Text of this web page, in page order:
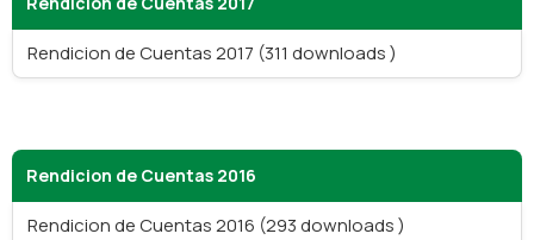
Rendicion de Cuentas 2017 (311 downloads )
Rendicion de Cuentas 2016
Rendicion de Cuentas 2016 (293 downloads )